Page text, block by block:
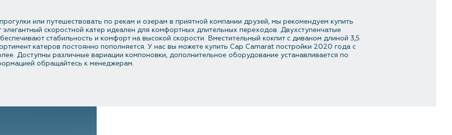
или путешествовать по рекам и озерам в приятной компании друзей, мы рекомендуем купить
элегантный скоростной катер идеален для комфортных длительных переходов. Двухступенчатые
стабильность и комфорт на высокой скорости. Вместительный кокпит с диваном длиной 3,5
катеров постоянно пополняется. У нас вы можете купить Cap Camarat постройки 2020 года с
Доступны различные вариации компоновки, дополнительное оборудование устанавливается по
обращайтесь к менеджерам.